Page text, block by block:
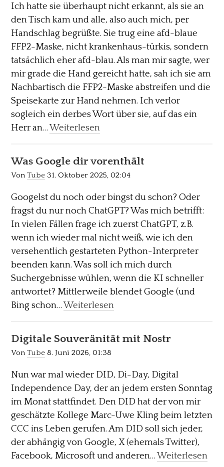
Ich hatte sie überhaupt nicht erkannt, als sie an
den Tisch kam und alle, also auch mich, per
Handschlag begrüßte. Sie trug eine afd-blaue
FFP2-Maske, nicht krankenhaus-türkis, sondern
tatsächlich eher afd-blau. Als man mir sagte, wer
mir grade die Hand gereicht hatte, sah ich sie am
Nachbartisch die FFP2-Maske abstreifen und die
Speisekarte zur Hand nehmen. Ich verlor
sogleich ein derbes Wort über sie, auf das ein
Herr an…Weiterlesen
Was Google dir vorenthält
VonTube 31. Oktober 2025, 02:04
Googelst du noch oder bingst du schon? Oder
fragst du nur noch ChatGPT? Was mich betrifft:
In vielen Fällen frage ich zuerst ChatGPT, z.B.
wenn ich wieder mal nicht weiß, wie ich den
versehentlich gestarteten Python-Interpreter
beenden kann. Was soll ich mich durch
Suchergebnisse wühlen, wenn die KI schneller
antwortet? Mittlerweile blendet Google (und
Bing schon…Weiterlesen
Digitale Souveränität mit Nostr
VonTube 8. Juni 2026, 01:38
Nun war mal wieder DID, Di-Day, Digital
Independence Day, der an jedem ersten Sonntag
im Monat stattfindet. Den DID hat der von mir
geschätzte Kollege Marc-Uwe Kling beim letzten
CCC ins Leben gerufen. Am DID soll sich jeder,
der abhängig von Google, X (ehemals Twitter),
Facebook, Microsoft und anderen…Weiterlesen